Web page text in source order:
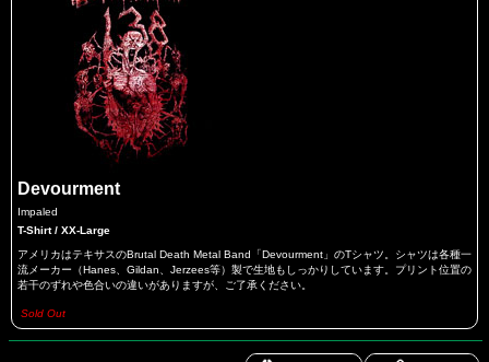
Devourment
Impaled
T-Shirt / XX-Large
アメリカはテキサスのBrutal Death Metal Band「Devourment」のTシャツ。シャツは各種一
流メーカー（Hanes、Gildan、Jerzees等）製で生地もしっかりしています。プリント位置の
若干のずれや色合いの違いがありますが、ご了承ください。
Sold Out